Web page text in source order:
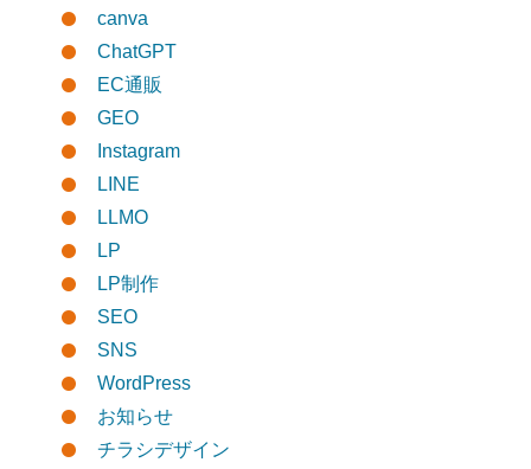
canva
ChatGPT
EC通販
GEO
Instagram
LINE
LLMO
LP
LP制作
SEO
SNS
WordPress
お知らせ
チラシデザイン